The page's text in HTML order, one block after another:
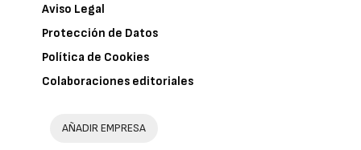
Aviso Legal
Protección de Datos
Política de Cookies
Colaboraciones editoriales
AÑADIR EMPRESA